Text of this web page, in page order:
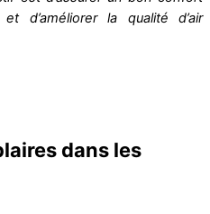
d’améliorer la qualité d’air
dans les